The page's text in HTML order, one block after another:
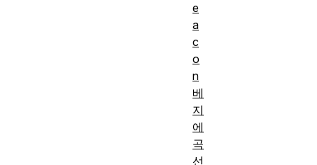
e
a
c
o
n
베
지
에
곡
선